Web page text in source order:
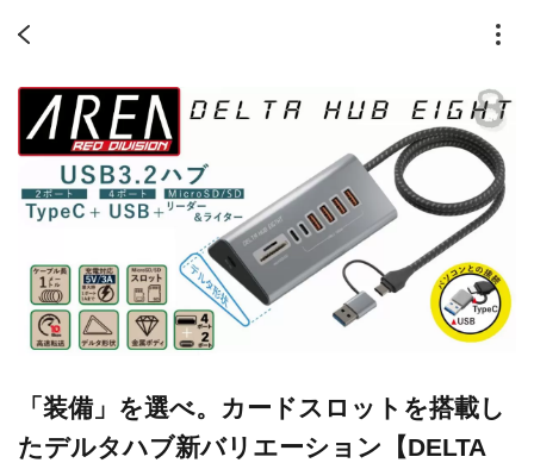
「装備」を選べ。カードスロットを搭載し
たデルタハブ新バリエーション【DELTA